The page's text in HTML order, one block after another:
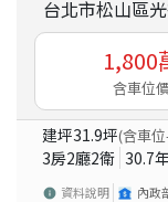
台北市松山區
1,800
含車位
建坪31.9坪(含車位
3房2廳2衛 30.7
資料說明 內政